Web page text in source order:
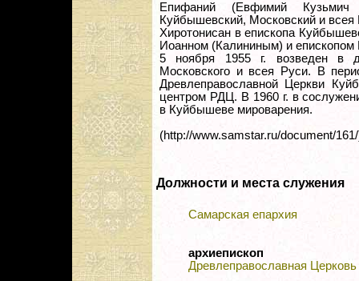
Епифаний (Евфимий
Куйбышевский, Московский и
Хиротонисан в епископа
Иоанном (Калининым) и
5 ноября 1955 г. возведен в
Московского и всея Руси. В
Древлеправославной Церкви
центром РДЦ. В 1960 г. в
в Куйбышеве мироварения.
(http://www.samstar.ru/document/
Должности и места служения
Самарская епархия
архиепископ
Древлеправославная Церковь